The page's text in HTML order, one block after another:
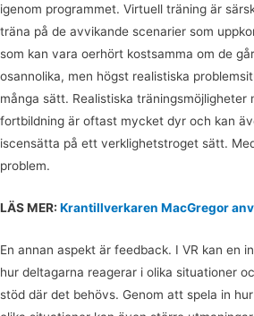
igenom programmet. Virtuell träning är
träna på de avvikande scenarier som
som kan vara oerhört kostsamma om de
osannolika, men högst realistiska
många sätt. Realistiska träningsmöjligheter
fortbildning är oftast mycket dyr och kan
iscensätta på ett verklighetstroget sätt.
problem.
LÄS MER: Krantillverkaren MacGregor
En annan aspekt är feedback. I VR kan en
hur deltagarna reagerar i olika situationer
stöd där det behövs. Genom att spela in